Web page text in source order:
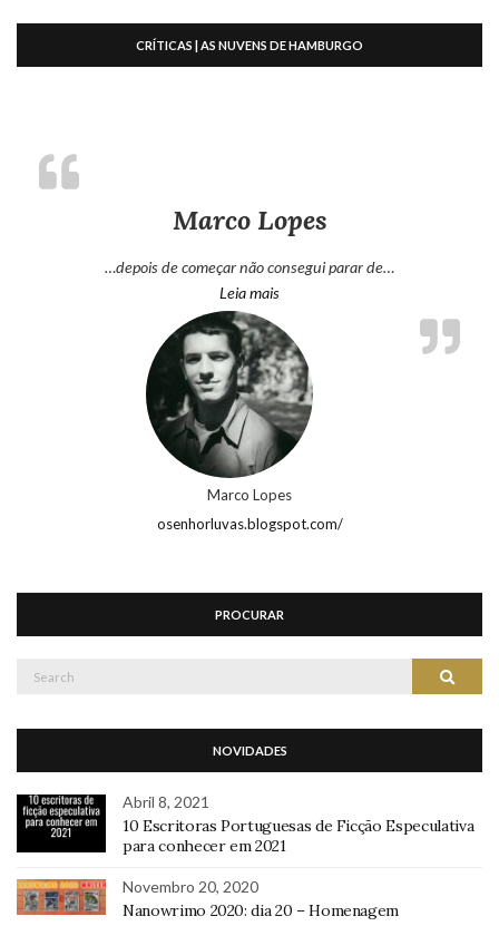
CRÍTICAS | AS NUVENS DE HAMBURGO
Marco Lopes
…depois de começar não consegui parar de…
Leia mais“Marco Lopes”
Marco Lopes
osenhorluvas.blogspot.com/
PROCURAR
Search
NOVIDADES
Abril 8, 2021
10 Escritoras Portuguesas de Ficção Especulativa
para conhecer em 2021
Novembro 20, 2020
Nanowrimo 2020: dia 20 – Homenagem